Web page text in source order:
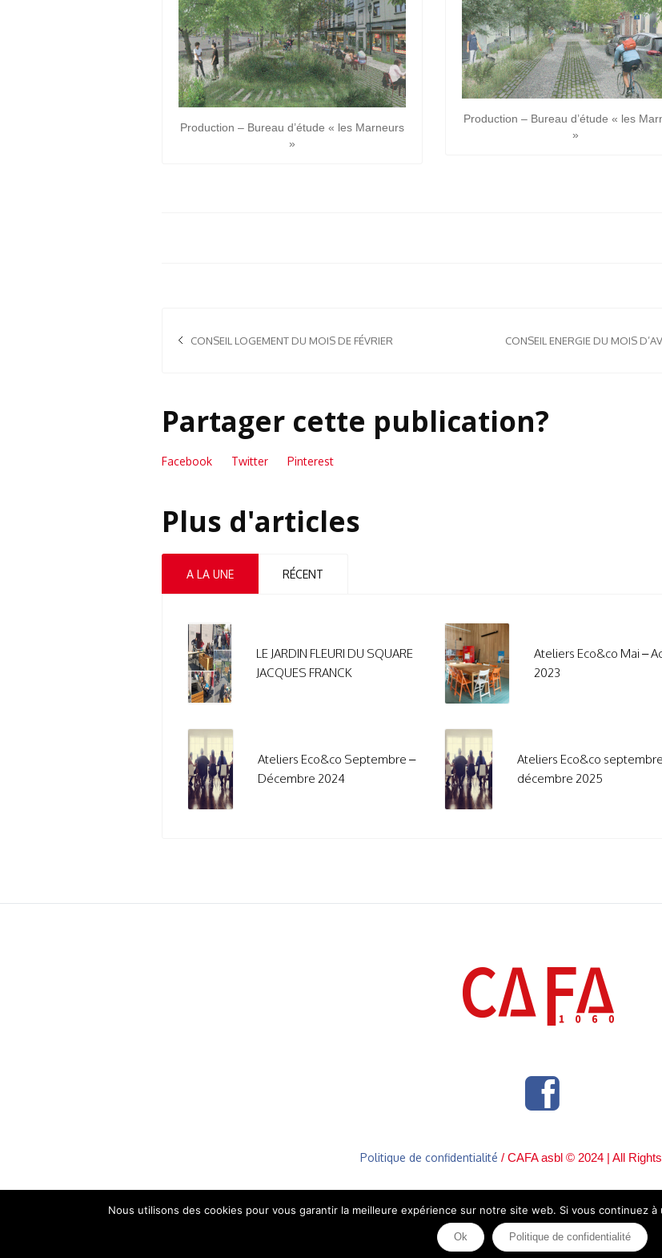
Production – Bureau d’étude « les Marneurs
»
Production – Bureau d’étude « les
»
CONSEIL ENERGIE DU MOIS
CONSEIL LOGEMENT DU MOIS DE FÉVRIER
Partager cette publication?
Facebook Twitter Pinterest
Plus d'articles
A LA UNE RÉCENT
LE JARDIN FLEURI DU SQUARE
JACQUES FRANCK
Ateliers Eco&co Mai –
2023
Ateliers Eco&co Septembre –
Décembre 2024
Ateliers Eco&co
décembre 2025
Politique de confidentialité / CAFA asbl © 2024 | All
Nous utilisons des cookies pour vous garantir la meilleure expérience sur notre site web. Si vous continuez
Ok Politique de confidentialité